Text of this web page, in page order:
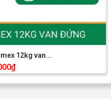
12kg van...
₫